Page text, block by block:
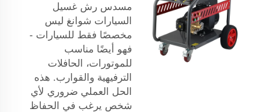
مسدس رش غسيل
السيارات شوانغ ليس
مخصصًا فقط للسيارات -
فهو أيضًا مناسب
للموتورات، الحافلات
الترفيهية والقوارب. هذه
الحل العملي ضروري لأي
شخص يرغب في الحفاظ